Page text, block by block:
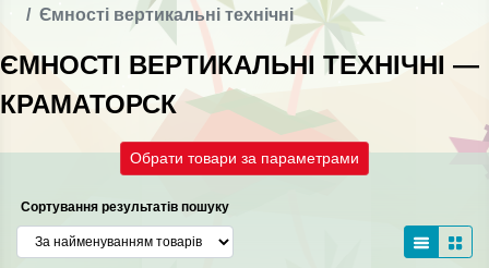
Ємності вертикальні технічні
ЄМНОСТІ ВЕРТИКАЛЬНІ ТЕХНІЧНІ —
КРАМАТОРСК
Обрати товари за параметрами
Сортування результатів пошуку